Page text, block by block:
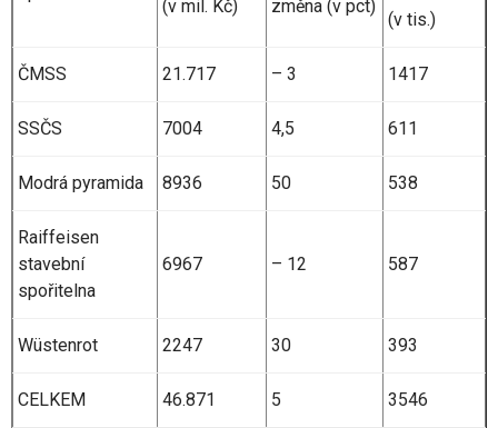
(v mil. Kč)
změna (v pct)
(v tis.)
ČMSS 21.717 – 3 1417
SSČS 7004 4,5 611
Modrá pyramida 8936 50 538
Raiffeisen
stavební
spořitelna
6967 – 12 587
Wüstenrot 2247 30 393
CELKEM 46.871 5 3546